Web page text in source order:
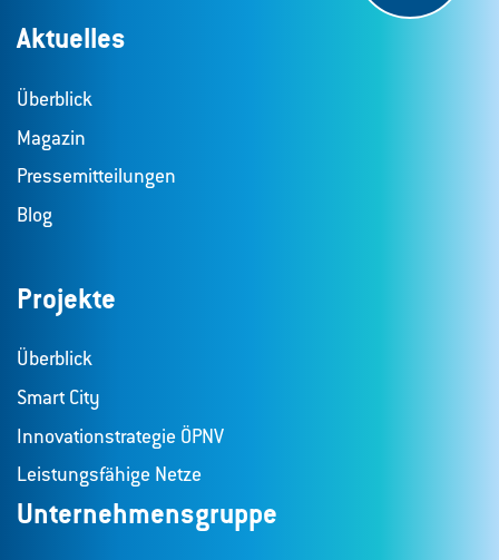
Aktuelles
Überblick
Magazin
Pressemitteilungen
Blog
Projekte
Überblick
Smart City
Innovationstrategie ÖPNV
Leistungsfähige Netze
Unternehmensgruppe